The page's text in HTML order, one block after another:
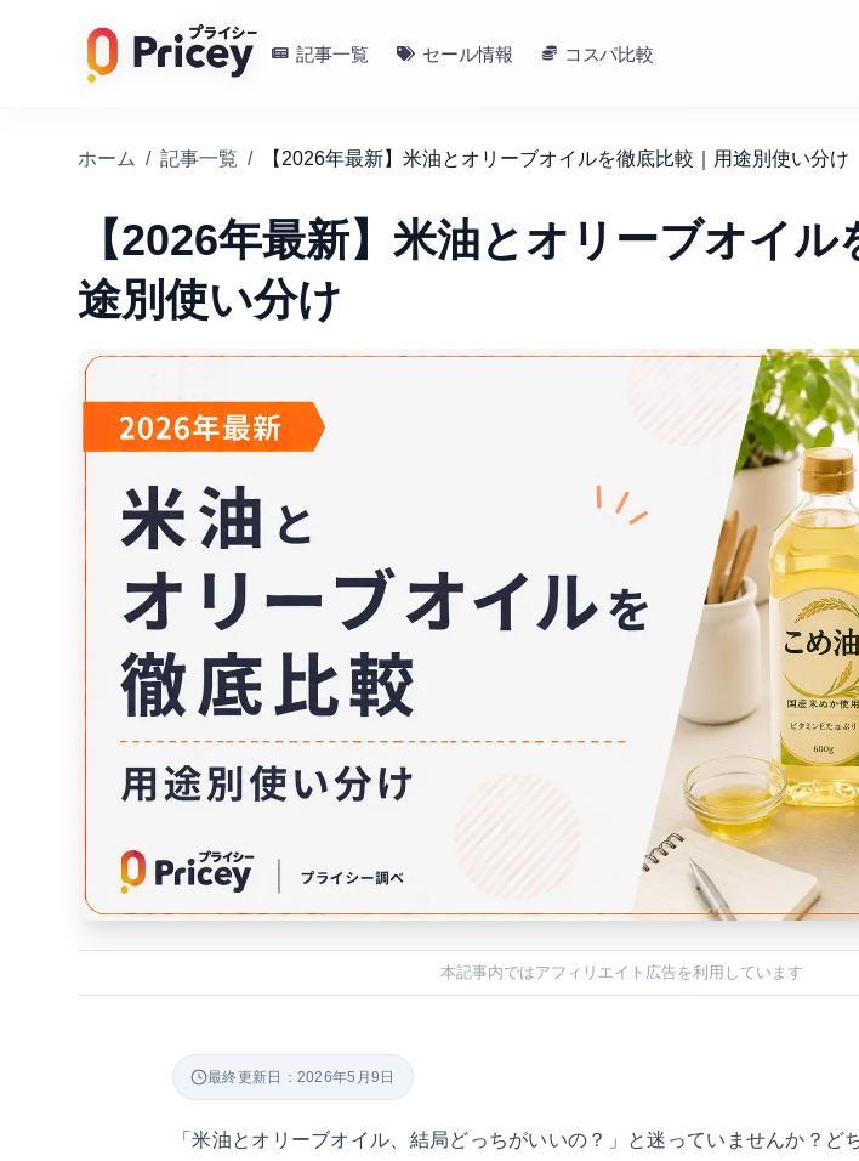
記事一覧 セール情報 コスパ比較
ホーム / 記事一覧 / 【2026年最新】米油とオリーブオイルを徹底比較｜用途別使い分け
【2026年最新】米油とオリーブオイル
途別使い分け
本記事内ではアフィリエイト広告を利用しています
最終更新日：2026年5月9日
「米油とオリーブオイル、結局どっちがいいの？」と迷っていませんか？ど